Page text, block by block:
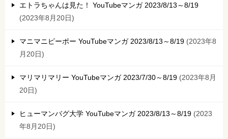
エトラちゃんは見た！ YouTubeマンガ 2023/8/13～8/19
2023年8月20日
マニマニピーポー YouTubeマンガ 2023/8/13～8/19
2023年8
月20日
マリマリマリー YouTubeマンガ 2023/7/30～8/19
2023年8月
20日
ヒューマンバグ大学 YouTubeマンガ 2023/8/13～8/19
2023
年8月20日